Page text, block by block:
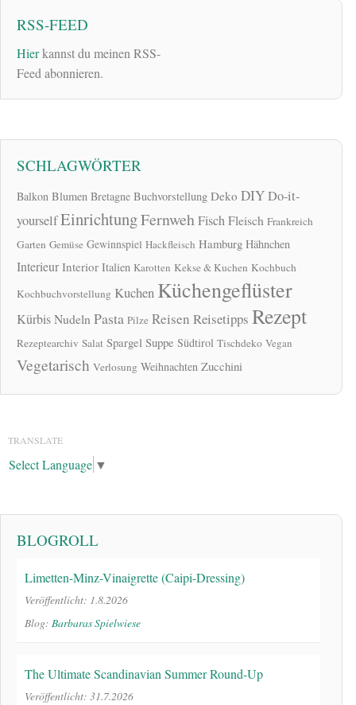
RSS-FEED
Hierkannst du meinen RSS-
Feed abonnieren.
SCHLAGWÖRTER
Balkon Blumen Bretagne Buchvorstellung Deko DIYDo-it-
yourselfEinrichtungFernwehFischFleisch Frankreich
Garten Gemüse Gewinnspiel Hackfleisch Hamburg Hähnchen
Interieur Interior Italien Karotten Kekse & Kuchen Kochbuch
Kochbuchvorstellung Kuchen Küchengeflüster
KürbisNudeln Pasta Pilze Reisen Reisetipps Rezept
Rezeptearchiv Salat Spargel Suppe Südtirol Tischdeko Vegan
Vegetarisch Verlosung Weihnachten Zucchini
TRANSLATE
Select Language ▼
BLOGROLL
Limetten-Minz-Vinaigrette (Caipi-Dressing)
Veröffentlicht: 1.8.2026
Blog: Barbaras Spielwiese
The Ultimate Scandinavian Summer Round-Up
Veröffentlicht: 31.7.2026